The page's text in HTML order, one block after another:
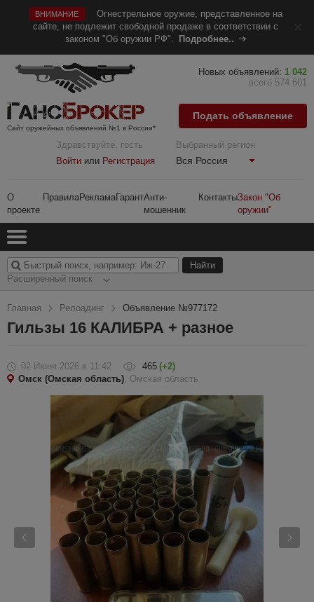
ВНИМАНИЕ
Огнестрельное оружие, представленное на
сайте, не подлежит свободной продаже в соответствии с
законом "Об оружии РФ".
Подробнее..
Сайт оружейных объявлений №1 в России*
Здравствуйте, гость
Войти или Регистрация
Выбранный регион
Вся Россия
О
проекте
ПравилаРекламаГарантАнти-
мошенник
КонтактыЗакон "Об
оружии"
Новых объявлений: 1 042
всего 574 601
Подать объявление
Расширенный поиск
Главная Релоадинг Объявление №977172
Гильзы 16 КАЛИБРА + разное
02 Июня 2026 в 11:42 465 (+2)
Омск (Омская область), Омская область